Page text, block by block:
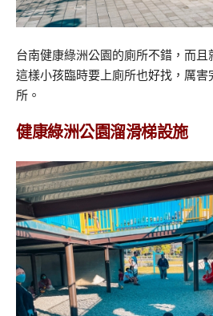
台南健康綠洲公園的廁所不錯，而且
這樣小孩臨時要上廁所也好找，厲害
所。
健康綠洲公園溜滑梯設施